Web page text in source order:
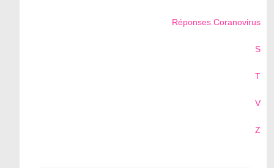
Réponses Coranovirus
S
T
V
Z